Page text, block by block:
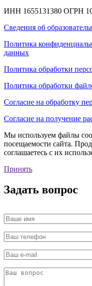
ИНН 1655131380 ОГРН
Сведения об
Политика
данных
Политика обработки
Политика обработки
Согласие на обработку
Согласие на получение
Мы используем файлы
посещаемости сайта.
соглашаетесь с их
Принять
Задать вопрос